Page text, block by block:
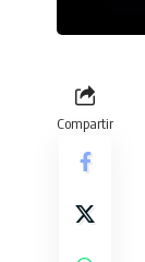
Compartir